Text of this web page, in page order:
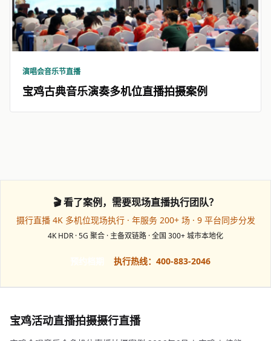
演唱会音乐节直播
宝鸡古典音乐演奏多机位直播拍摄案例
🎬 看了案例，需要现场直播执行团队？
摄行直播 4K 多机位现场执行 · 年服务 200+ 场 · 9 平台同步分发
4K HDR · 5G 聚合 · 主备双链路 · 全国 300+ 城市本地化
执行热线：400-883-2046
宝鸡活动直播拍摄摄行直播